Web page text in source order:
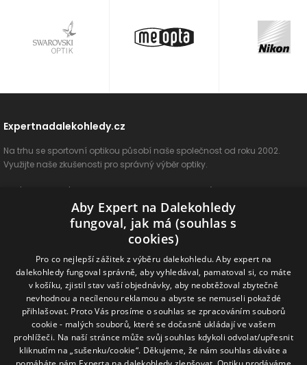
Expertnadalekohledy.cz
Na trhu se sportovní optikou působí naše společnost od roku 2002.
Využijte naše zkušenosti pro správný výběr optiky.
O nás Vše o nákupu Poradenství
Ochrana osobních údajů ODSTOUPIT OD SMLOUVY
Dalekohledy Spektivy Dálkoměry Příslušenství Naše značky
Sledujte nás na sociálních sítích
ExpertNaDalekohledy
Aby Expert na Dalekohledy
fungoval, jak má (souhlas s
cookies)
Pro co nejlepší zážitek z výběru dalekohledu. Aby expert na
dalekohledy fungoval správně, aby vyhledával, pamatoval si, co máte
v košíku, zjistil stav vaší objednávky, aby neobtěžoval zbytečně
nevhodnou a necílenou reklamou a abyste se nemuseli pokaždé
přihlašovat. Proto Vás prosíme o souhlas se zpracováním souborů
cookie - malých souborů, které se dočasně ukládají ve vašem
prohlížeči. Na naší stránce může svůj souhlas kdykoli odvolat/upřesnit
kliknutím na „sušenku/cookie“. Děkujeme, že nám souhlas dáváte a